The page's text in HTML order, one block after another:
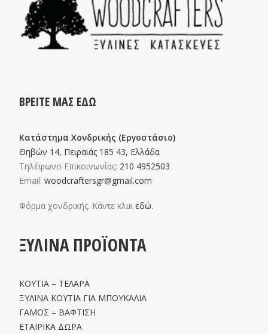
ΒΡΕΙΤΕ ΜΑΣ ΕΔΩ
Κατάστημα Χονδρικής (Εργοστάσιο)
Θηβών 14, Πειραιάς 185 43, Ελλάδα
Τηλέφωνο Επικοινωνίας: 210 4952503
Email: woodcraftersgr@gmail.com
Φόρμα χονδρικής. Κάντε κλικ εδώ.
ΞΥΛΙΝΑ ΠΡΟΪΟΝΤΑ
ΚΟΥΤΙΑ – ΤΕΛΑΡΑ
ΞΥΛΙΝΑ ΚΟΥΤΙΑ ΓΙΑ ΜΠΟΥΚΑΛΙΑ
ΓΑΜΟΣ – ΒΑΦΤΙΣΗ
ΕΤΑΙΡΙΚΑ ΔΩΡΑ